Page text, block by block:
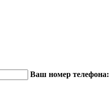
Ваш номер телефона: